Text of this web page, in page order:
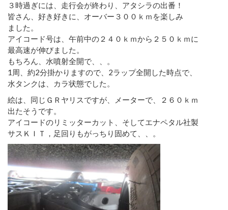
３時過ぎには、走行会が終わり、アタシラの出番！
皆さん、好き好きに、オーバー３００ｋｍを楽しみ
ました。
アイコード号は、午前中の２４０ｋｍから２５０ｋｍに
最高速が伸びました。
もちろん、水噴射全開で、、。
1周、約2分掛かりますので、2ラップ全開した時点で、
水タンクは、カラ状態でした。
絵は、同じＧＲヤリスですが、メーターで、２６０ｋｍ
出たそうです。
アイコードのリミッターカット、そしてエナペタル社製
サスＫＩＴ，足回りもがっちり固めて、、。